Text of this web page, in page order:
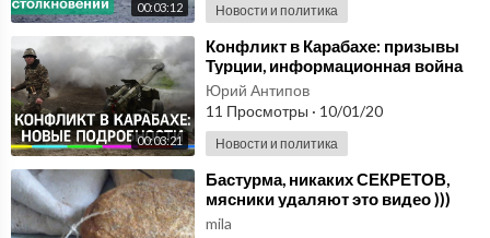
00:03:12 Новости и политика
00:03:21
⁣Конфликт в Карабахе: призывы
Турции, информационная война
Армении и Азербайджана и новое
видео боёв
Юрий Антипов
11 Просмотры · 10/01/20
Новости и политика
⁣Бастурма, никаких СЕКРЕТОВ,
мясники удаляют это видео )))
mila